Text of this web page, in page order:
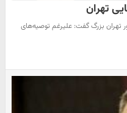
تهران
تهران بزرگ گفت: علیرغم توصیه‌های